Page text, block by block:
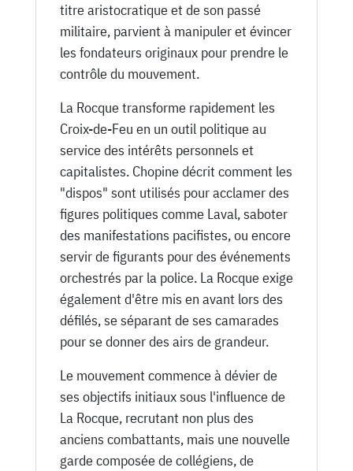
titre aristocratique et de son passé
militaire, parvient à manipuler et évincer
les fondateurs originaux pour prendre le
contrôle du mouvement.
La Rocque transforme rapidement les
Croix-de-Feu en un outil politique au
service des intérêts personnels et
capitalistes. Chopine décrit comment les
"dispos" sont utilisés pour acclamer des
figures politiques comme Laval, saboter
des manifestations pacifistes, ou encore
servir de figurants pour des événements
orchestrés par la police. La Rocque exige
également d'être mis en avant lors des
défilés, se séparant de ses camarades
pour se donner des airs de grandeur.
Le mouvement commence à dévier de
ses objectifs initiaux sous l'influence de
La Rocque, recrutant non plus des
anciens combattants, mais une nouvelle
garde composée de collégiens, de